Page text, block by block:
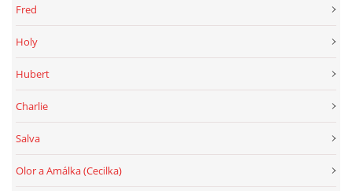
Fred
Holy
Hubert
Charlie
Salva
Olor a Amálka (Cecilka)